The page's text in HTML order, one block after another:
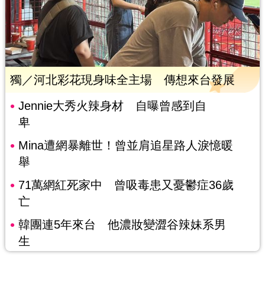
獨／河北彩花現身味全主場 傳想來台發展
Jennie大秀火辣身材 自曝曾感到自
卑
Mina遭網暴離世！曾並肩追星路人淚憶暖
舉
71萬網紅死家中 曾吸毒患又憂鬱症36歲
亡
韓團連5年來台 他濃妝變澀谷辣妹系男
生